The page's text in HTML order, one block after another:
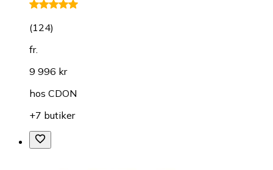
(124)
fr.
9 996 kr
hos CDON
+7 butiker